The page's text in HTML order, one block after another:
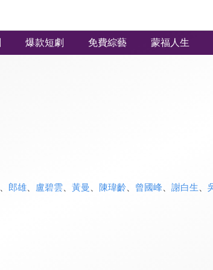
爆款短劇 免費綜藝 蒙福人生
郎雄、 盧碧雲 黃曼 陳瑋齡、 曾國峰 謝白生